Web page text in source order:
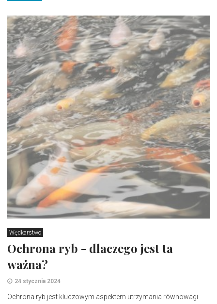
Wędkarstwo
Ochrona ryb - dlaczego jest ta
ważna?
24 stycznia 2024
Ochrona ryb jest kluczowym aspektem utrzymania równowagi